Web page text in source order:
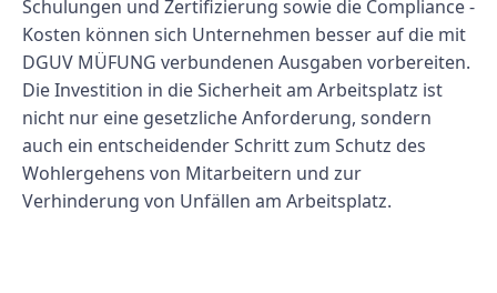
Schulungen und Zertifizierung sowie die Compliance -
Kosten können sich Unternehmen besser auf die mit
DGUV MÜFUNG verbundenen Ausgaben vorbereiten.
Die Investition in die Sicherheit am Arbeitsplatz ist
nicht nur eine gesetzliche Anforderung, sondern
auch ein entscheidender Schritt zum Schutz des
Wohlergehens von Mitarbeitern und zur
Verhinderung von Unfällen am Arbeitsplatz.